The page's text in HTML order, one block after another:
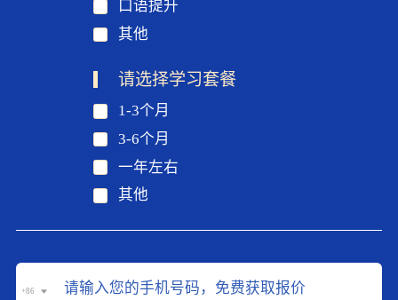
口语提升
其他
请选择学习套餐
1-3个月
3-6个月
一年左右
其他
+86